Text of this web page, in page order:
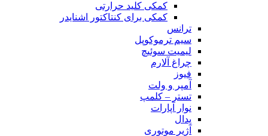
کمکی کلید حرارتی
کمکی برای کنتاکتور اشنایدر
ترانس
سیم ترموکوپل
لیمیت سوئیچ
چراغ آلارم
فیوز
آمپر و ولت
تستر – کلمپ
نوار آپارات
پدال
آژیر موتوری